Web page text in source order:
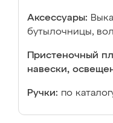
Аксессуары:
бутылочницы,
Пристеночный
навески,
Ручки: по